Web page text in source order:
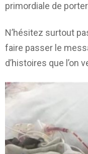
primordiale de
N’hésitez surtout
faire passer le
d’histoires que l’on